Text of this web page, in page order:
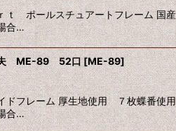
ポールスチュアートフレーム 国
合…
ME-89 52口 [ME-89]
フレーム 厚生地使用 ７枚蝶番使用
合…